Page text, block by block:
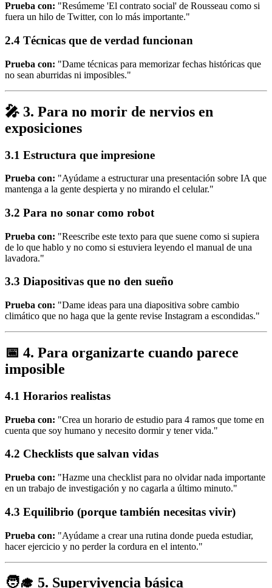
Prueba con: "Resúmeme 'El contrato social' de Rousseau como si
fuera un hilo de Twitter, con lo más importante."
2.4 Técnicas que de verdad funcionan
Prueba con: "Dame técnicas para memorizar fechas históricas que
no sean aburridas ni imposibles."
🎤 3. Para no morir de nervios en
exposiciones
3.1 Estructura que impresione
Prueba con: "Ayúdame a estructurar una presentación sobre IA que
mantenga a la gente despierta y no mirando el celular."
3.2 Para no sonar como robot
Prueba con: "Reescribe este texto para que suene como si supiera
de lo que hablo y no como si estuviera leyendo el manual de una
lavadora."
3.3 Diapositivas que no den sueño
Prueba con: "Dame ideas para una diapositiva sobre cambio
climático que no haga que la gente revise Instagram a escondidas."
📅 4. Para organizarte cuando parece
imposible
4.1 Horarios realistas
Prueba con: "Crea un horario de estudio para 4 ramos que tome en
cuenta que soy humano y necesito dormir y tener vida."
4.2 Checklists que salvan vidas
Prueba con: "Hazme una checklist para no olvidar nada importante
en un trabajo de investigación y no cagarla a último minuto."
4.3 Equilibrio (porque también necesitas vivir)
Prueba con: "Ayúdame a crear una rutina donde pueda estudiar,
hacer ejercicio y no perder la cordura en el intento."
🧑‍🎓 5. Supervivencia básica